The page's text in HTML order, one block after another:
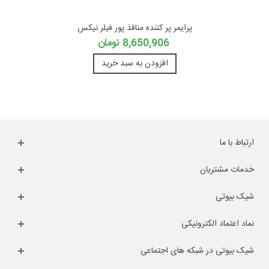
پرایمر پر کننده منافذ پور فیلر نیکس
8,650,906 تومان
افزودن به سبد خرید
ارتباط با ما
خدمات مشتریان
شیک بیوتی
نماد اعتماد الکترونیکی
شیک بیوتی در شبکه های اجتماعی